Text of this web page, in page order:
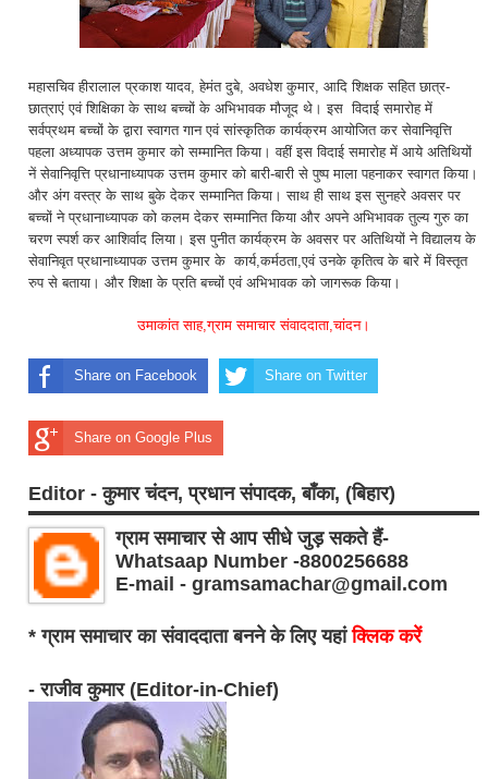
महासचिव हीरालाल प्रकाश यादव, हेमंत दुबे, अवधेश कुमार, आदि शिक्षक सहित छात्र-
छात्राएं एवं शिक्षिका के साथ बच्चों के अभिभावक मौजूद थे। इस विदाई समारोह में
सर्वप्रथम बच्चों के द्वारा स्वागत गान एवं सांस्कृतिक कार्यक्रम आयोजित कर सेवानिवृत्ति
पहला अध्यापक उत्तम कुमार को सम्मानित किया। वहीं इस विदाई समारोह में आये अतिथियों
नें सेवानिवृत्ति प्रधानाध्यापक उत्तम कुमार को बारी-बारी से पुष्प माला पहनाकर स्वागत किया।
और अंग वस्त्र के साथ बुके देकर सम्मानित किया। साथ ही साथ इस सुनहरे अवसर पर
बच्चों ने प्रधानाध्यापक को कलम देकर सम्मानित किया और अपने अभिभावक तुल्य गुरु का
चरण स्पर्श कर आशिर्वाद लिया। इस पुनीत कार्यक्रम के अवसर पर अतिथियों ने विद्यालय के
सेवानिवृत प्रधानाध्यापक उत्तम कुमार के कार्य,कर्मठता,एवं उनके कृतित्व के बारे में विस्तृत
रुप से बताया। और शिक्षा के प्रति बच्चों एवं अभिभावक को जागरूक किया।
उमाकांत साह,ग्राम समाचार संवाददाता,चांदन।
Share on Facebook Share on Twitter
Share on Google Plus
Editor - कुमार चंदन, प्रधान संपादक, बाँका, (बिहार)
ग्राम समाचार से आप सीधे जुड़ सकते हैं-
Whatsaap Number -8800256688
E-mail - gramsamachar@gmail.com
* ग्राम समाचार का संवाददाता बनने के लिए यहांक्लिक करें
- राजीव कुमार (Editor-in-Chief)